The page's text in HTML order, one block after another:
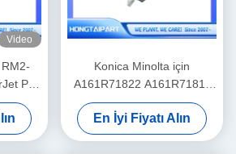
Video
Pro
için
Konica Minolta için
A161R71822 A161R71811
Fuser Birimi 224 284 364
C224 C284 C364
En İyi Fiyatı Alın